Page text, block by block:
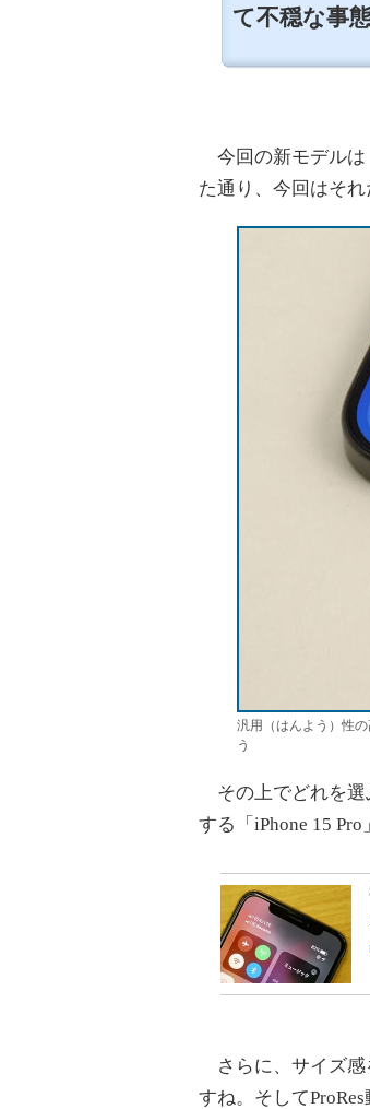
て不穏な事
今回の新モデルは
た通り、今回はそ
汎用（はんよう）性
う
その上でどれを選
する「iPhone 15
さらに、サイズ感
すね。そして